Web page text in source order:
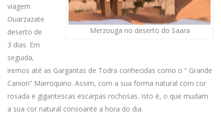
Merzouga no deserto do Saara
viagem
Ouarzazate
deserto de
3 dias. Em
seguida,
iremos até as Gargantas de Todra conhecidas como o “ Grande
Canion” Marroquino. Assim, com a sua forma natural com cor
rosada e gigantescas escarpas rochosas. Isto é, o que mudam
a sua cor natural consoante a hora do dia.